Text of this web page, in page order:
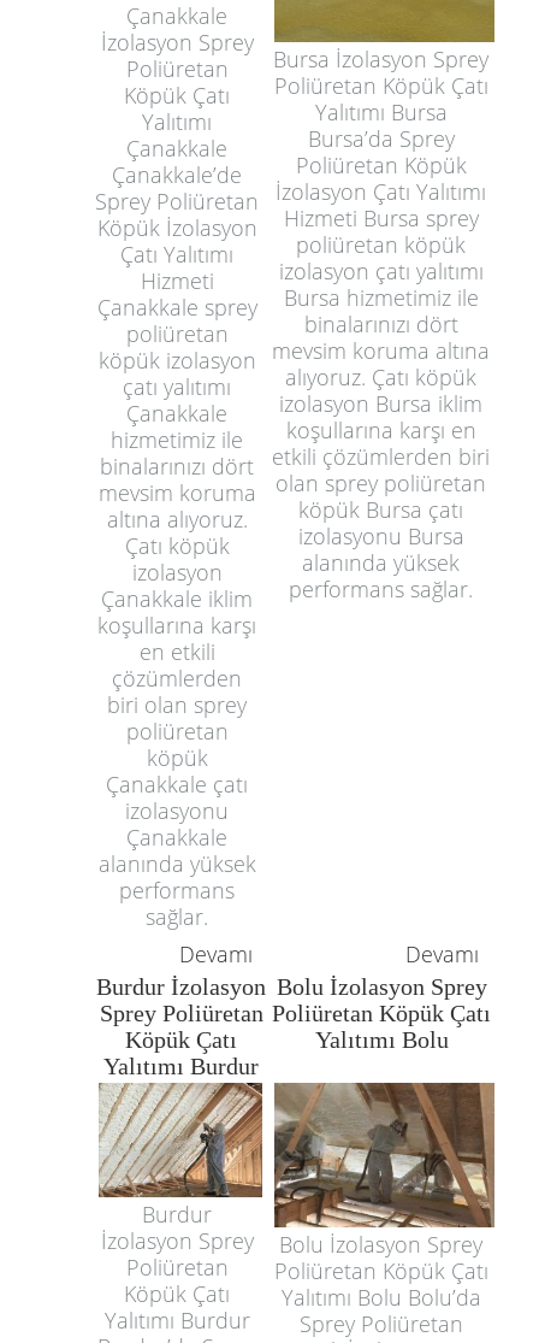
Çanakkale
İzolasyon Sprey
Poliüretan
Köpük Çatı
Yalıtımı
Çanakkale
Çanakkale’de
Sprey Poliüretan
Köpük İzolasyon
Çatı Yalıtımı
Hizmeti
Çanakkale sprey
poliüretan
köpük izolasyon
çatı yalıtımı
Çanakkale
hizmetimiz ile
binalarınızı dört
mevsim koruma
altına alıyoruz.
Çatı köpük
izolasyon
Çanakkale iklim
koşullarına karşı
en etkili
çözümlerden
biri olan sprey
poliüretan
köpük
Çanakkale çatı
izolasyonu
Çanakkale
alanında yüksek
performans
sağlar.
Bursa İzolasyon Sprey
Poliüretan Köpük Çatı
Yalıtımı Bursa
Bursa’da Sprey
Poliüretan Köpük
İzolasyon Çatı Yalıtımı
Hizmeti Bursa sprey
poliüretan köpük
izolasyon çatı yalıtımı
Bursa hizmetimiz ile
binalarınızı dört
mevsim koruma altına
alıyoruz. Çatı köpük
izolasyon Bursa iklim
koşullarına karşı en
etkili çözümlerden biri
olan sprey poliüretan
köpük Bursa çatı
izolasyonu Bursa
alanında yüksek
performans sağlar.
Devamı Devamı
Burdur İzolasyon
Sprey Poliüretan
Köpük Çatı
Yalıtımı Burdur
Bolu İzolasyon Sprey
Poliüretan Köpük Çatı
Yalıtımı Bolu
Burdur
İzolasyon Sprey
Poliüretan
Köpük Çatı
Yalıtımı Burdur
Bolu İzolasyon Sprey
Poliüretan Köpük Çatı
Yalıtımı Bolu Bolu’da
Sprey Poliüretan